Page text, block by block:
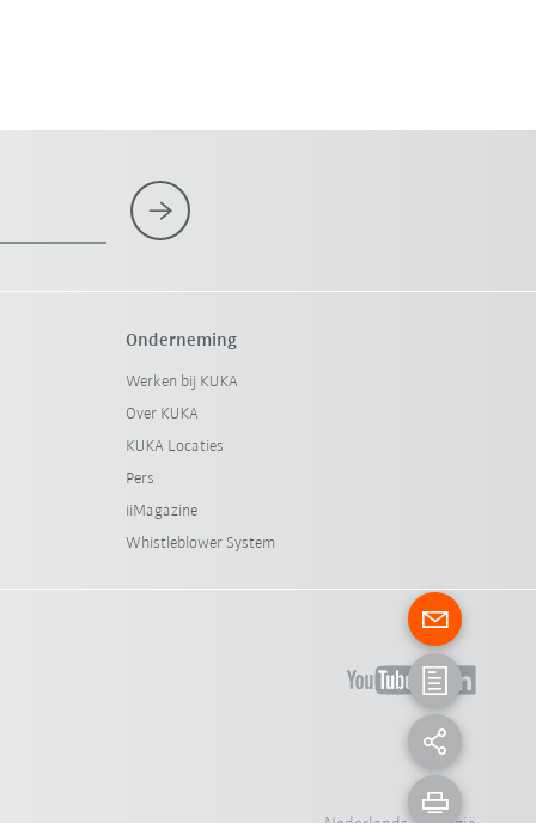
Onderneming
Werken bij KUKA
Over KUKA
KUKA Locaties
Pers
iiMagazine
Whistleblower System